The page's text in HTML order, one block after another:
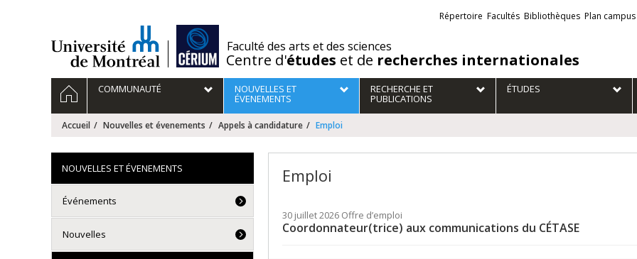
Faculté des arts et des sciences
Centre d'études et de recherches internationales
Liens
externes
Répertoire Facultés Bibliothèques Plan campus
Navigation
principale
ACCUEILCOMMUNAUTÉ NOUVELLES ET
ÉVENEMENTS
RECHERCHE ET
PUBLICATIONS
ÉTUDES
Accueil Nouvelles et évenements Appels à candidature Emploi
Emploi
30 juillet 2026 Offre d’emploi
Coordonnateur(trice) aux communications du CÉTASE
NOUVELLES ET ÉVENEMENTS
Événements
Nouvelles